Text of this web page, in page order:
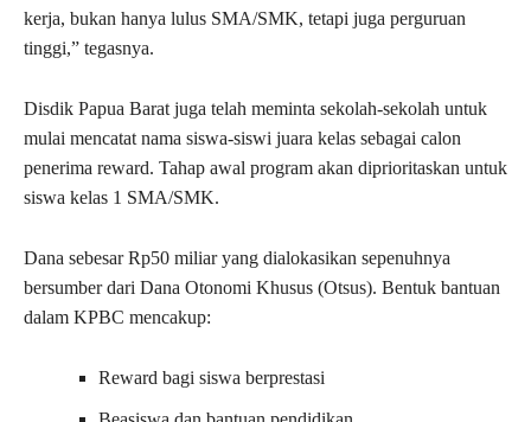
kerja, bukan hanya lulus SMA/SMK, tetapi juga perguruan
tinggi,” tegasnya.
Disdik Papua Barat juga telah meminta sekolah-sekolah untuk
mulai mencatat nama siswa-siswi juara kelas sebagai calon
penerima reward. Tahap awal program akan diprioritaskan untuk
siswa kelas 1 SMA/SMK.
Dana sebesar Rp50 miliar yang dialokasikan sepenuhnya
bersumber dari Dana Otonomi Khusus (Otsus). Bentuk bantuan
dalam KPBC mencakup:
Reward bagi siswa berprestasi